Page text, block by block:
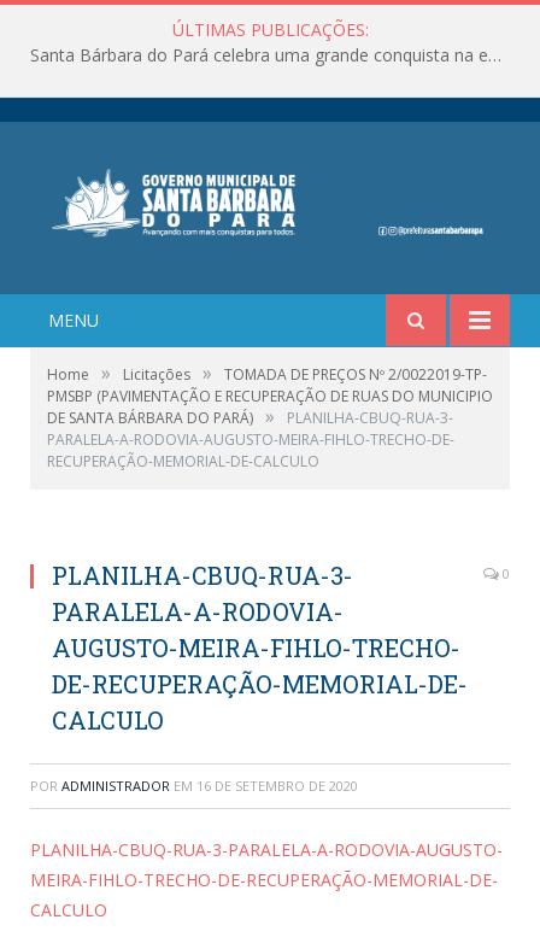
ÚLTIMAS PUBLICAÇÕES:
Santa Bárbara do Pará celebra uma grande conquista na educação!
MENU
Home » Licitações »
TOMADA DE PREÇOS Nº 2/0022019-TP-
PMSBP (PAVIMENTAÇÃO E RECUPERAÇÃO DE RUAS DO MUNICIPIO
DE SANTA BÁRBARA DO PARÁ) »
PLANILHA-CBUQ-RUA-3-
PARALELA-A-RODOVIA-AUGUSTO-MEIRA-FIHLO-TRECHO-DE-
RECUPERAÇÃO-MEMORIAL-DE-CALCULO
PLANILHA-CBUQ-RUA-3-
PARALELA-A-RODOVIA-
AUGUSTO-MEIRA-FIHLO-TRECHO-
DE-RECUPERAÇÃO-MEMORIAL-DE-
CALCULO
0
POR ADMINISTRADOR EM 16 DE SETEMBRO DE 2020
PLANILHA-CBUQ-RUA-3-PARALELA-A-RODOVIA-AUGUSTO-
MEIRA-FIHLO-TRECHO-DE-RECUPERAÇÃO-MEMORIAL-DE-
CALCULO